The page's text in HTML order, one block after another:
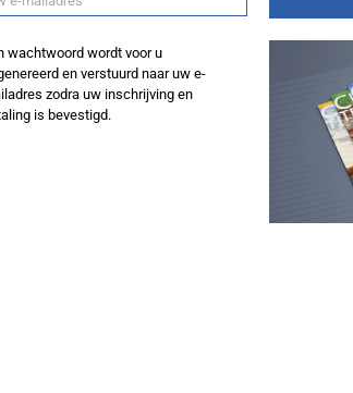
wachtwoord wordt voor u
en verstuurd naar uw e-
zodra uw inschrijving en
is bevestigd.